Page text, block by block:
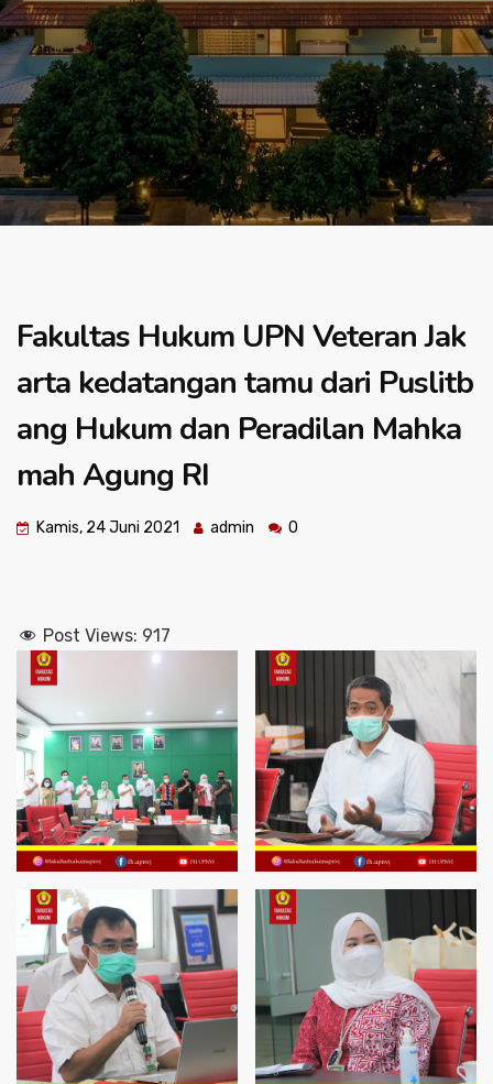
Fakultas Hukum UPN Veteran Jak
arta kedatangan tamu dari Puslitb
ang Hukum dan Peradilan Mahka
mah Agung RI
Kamis, 24 Juni 2021 admin 0
Post Views: 917